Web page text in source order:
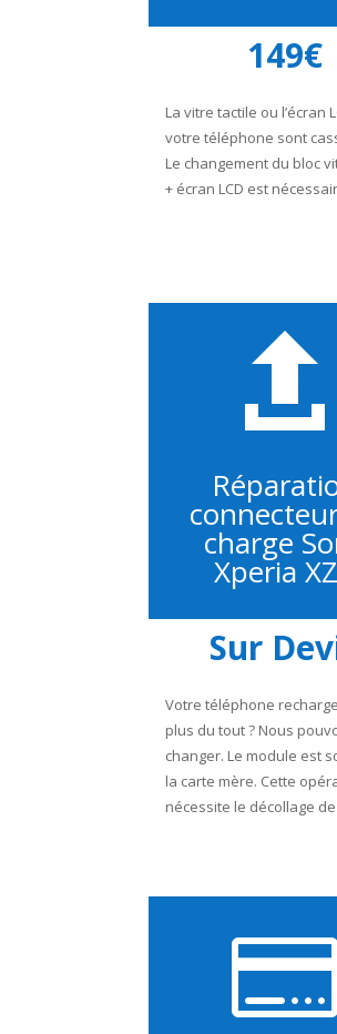
149€
La vitre tactile ou l’écran
votre téléphone sont
Le changement du bloc
+ écran LCD est

charge
Xperia
Sur
Votre téléphone
plus du tout ? Nous
changer. Le module est
la carte mère. Cette
nécessite le décollage de
